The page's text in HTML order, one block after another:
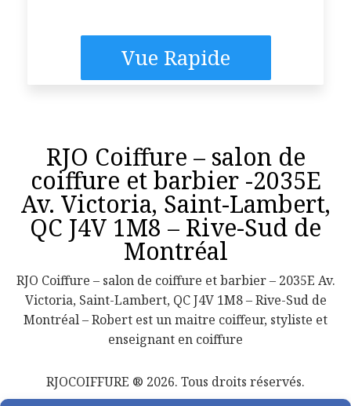
Vue Rapide
RJO Coiffure – salon de
coiffure et barbier -2035E
Av. Victoria, Saint-Lambert,
QC J4V 1M8 – Rive-Sud de
Montréal
RJO Coiffure – salon de coiffure et barbier – 2035E Av.
Victoria, Saint-Lambert, QC J4V 1M8 – Rive-Sud de
Montréal – Robert est un maitre coiffeur, styliste et
enseignant en coiffure
RJOCOIFFURE ® 2026. Tous droits réservés.